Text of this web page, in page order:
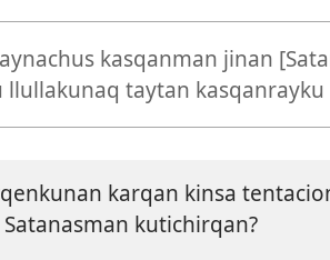
kasqanman jinan
taytan kasqanrayku
karqan kinsa
kutichirqan?